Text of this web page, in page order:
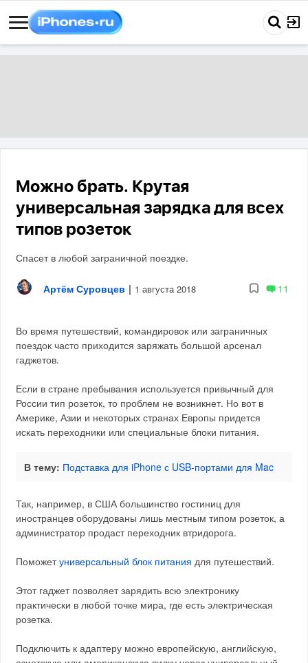
Можно брать. Крутая
универсальная зарядка для всех
типов розеток
Спасет в любой заграничной поездке.
Артём Суровцев | 1 августа 2018 11
Во время путешествий, командировок или заграничных
поездок часто приходится заряжать большой арсенал
гаджетов.
Если в стране пребывания используется привычный для
России тип розеток, то проблем не возникнет. Но вот в
Америке, Азии и некоторых странах Европы придется
искать переходники или специальные блоки питания.
В тему: Подставка для iPhone с USB-портами для Mac
Так, например, в США большинство гостиниц для
иностранцев оборудованы лишь местным типом розеток, а
администратор продаст переходник втридорога.
Поможетуниверсальный блок питания для путешествий.
Этот гаджет позволяет зарядить всю электронику
практически в любой точке мира, где есть электрическая
розетка.
Подключить к адаптеру можно европейскую, английскую,